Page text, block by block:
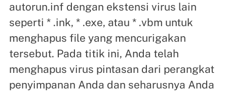
autorun.inf dengan ekstensi virus lain
seperti * .ink, * .exe, atau * .vbm untuk
menghapus file yang mencurigakan
tersebut. Pada titik ini, Anda telah
menghapus virus pintasan dari perangkat
penyimpanan Anda dan seharusnya Anda